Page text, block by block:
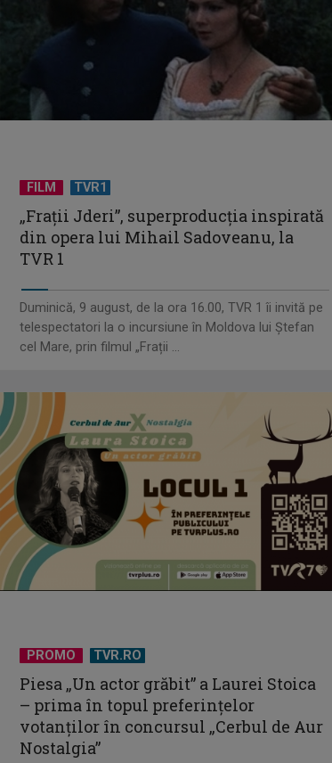
FILM TVR1
„Frații Jderi”, superproducția inspirată
din opera lui Mihail Sadoveanu, la
TVR 1
Duminică, 9 august, de la ora 16.00, TVR 1 îi invită pe
telespectatori la o incursiune în Moldova lui Ștefan
cel Mare, prin filmul „Frații ...
PROMO TVR.RO
Piesa „Un actor grăbit” a Laurei Stoica
– prima în topul preferinţelor
votanţilor în concursul „Cerbul de Aur
Nostalgia”